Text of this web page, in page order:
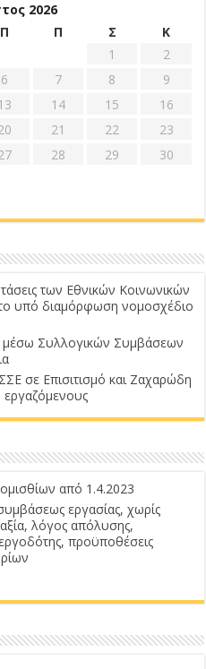
2026
Π Π Σ
Κ
1
2
6 7 8
9
14 15
16
21 22
23
28 29
30
των Εθνικών Κοινωνικών
υπό διαμόρφωση νομοσχέδιο
Συλλογικών Συμβάσεων
σε Επισιτισμό και Ζαχαρώδη
από 1.4.2023
εργασίας, χωρίς
λόγος απόλυσης,
προϋποθέσεις